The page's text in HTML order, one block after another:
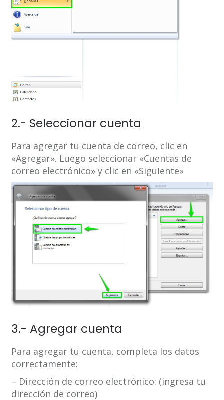
2.- Seleccionar cuenta
Para agregar tu cuenta de correo, clic en
«Agregar». Luego seleccionar «Cuentas de
correo electrónico» y clic en «Siguiente»
3.- Agregar cuenta
Para agregar tu cuenta, completa los datos
correctamente:
– Dirección de correo electrónico: (ingresa tu
dirección de correo)